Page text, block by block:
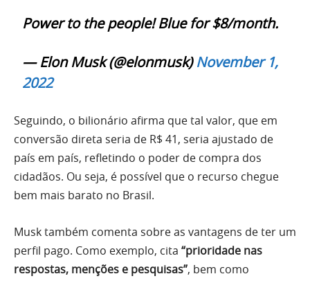
Power to the people! Blue for $8/month.
— Elon Musk (@elonmusk)November 1,
2022
Seguindo, o bilionário afirma que tal valor, que em
conversão direta seria de R$ 41, seria ajustado de
país em país, refletindo o poder de compra dos
cidadãos. Ou seja, é possível que o recurso chegue
bem mais barato no Brasil.
Musk também comenta sobre as vantagens de ter um
perfil pago. Como exemplo, cita “prioridade nas
respostas, menções e pesquisas”, bem como